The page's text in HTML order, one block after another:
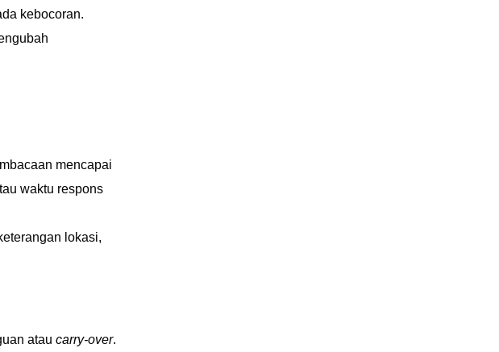
kebocoran.
mencapai
waktu respons
lokasi,
atau carry-over.